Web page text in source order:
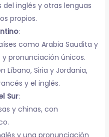
del inglés y otras lenguas
propios.
:
como Arabia Saudita y
pronunciación únicos.
Líbano, Siria y Jordania,
y el inglés.
Sur:
y chinas, con